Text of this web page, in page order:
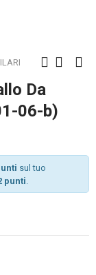
Da
06-b)
sul tuo
punti